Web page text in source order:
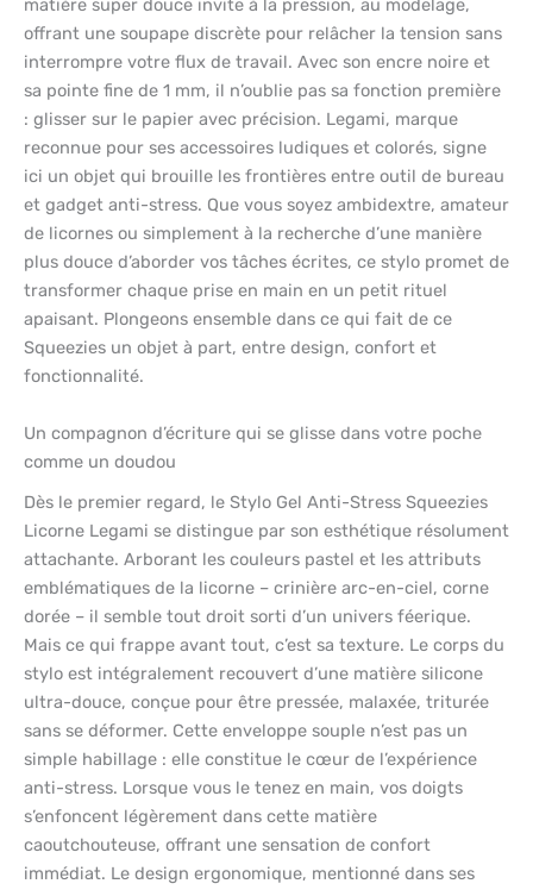
matière super douce invite à la pression, au modelage,
offrant une soupape discrète pour relâcher la tension sans
interrompre votre flux de travail. Avec son encre noire et
sa pointe fine de 1 mm, il n’oublie pas sa fonction première
: glisser sur le papier avec précision. Legami, marque
reconnue pour ses accessoires ludiques et colorés, signe
ici un objet qui brouille les frontières entre outil de bureau
et gadget anti-stress. Que vous soyez ambidextre, amateur
de licornes ou simplement à la recherche d’une manière
plus douce d’aborder vos tâches écrites, ce stylo promet de
transformer chaque prise en main en un petit rituel
apaisant. Plongeons ensemble dans ce qui fait de ce
Squeezies un objet à part, entre design, confort et
fonctionnalité.
Un compagnon d’écriture qui se glisse dans votre poche
comme un doudou
Dès le premier regard, le Stylo Gel Anti-Stress Squeezies
Licorne Legami se distingue par son esthétique résolument
attachante. Arborant les couleurs pastel et les attributs
emblématiques de la licorne – crinière arc-en-ciel, corne
dorée – il semble tout droit sorti d’un univers féerique.
Mais ce qui frappe avant tout, c’est sa texture. Le corps du
stylo est intégralement recouvert d’une matière silicone
ultra-douce, conçue pour être pressée, malaxée, triturée
sans se déformer. Cette enveloppe souple n’est pas un
simple habillage : elle constitue le cœur de l’expérience
anti-stress. Lorsque vous le tenez en main, vos doigts
s’enfoncent légèrement dans cette matière
caoutchouteuse, offrant une sensation de confort
immédiat. Le design ergonomique, mentionné dans ses